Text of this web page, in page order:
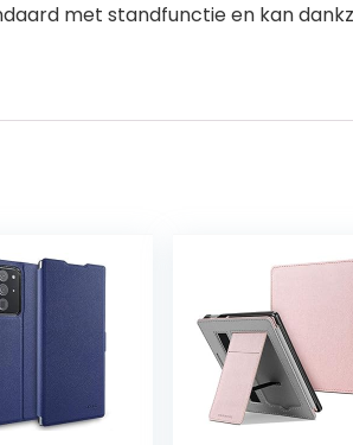
met standfunctie en kan